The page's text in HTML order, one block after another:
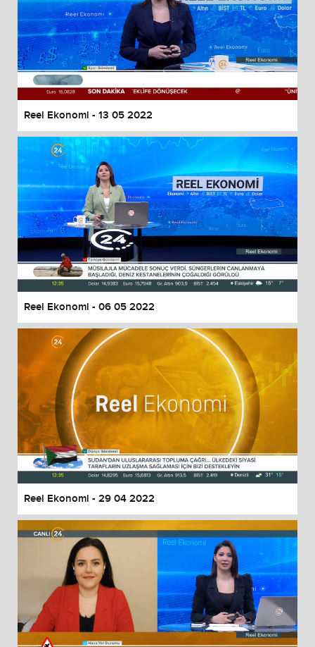
Reel Ekonomi - 13 05 2022
Reel Ekonomi - 06 05 2022
Reel Ekonomi - 29 04 2022